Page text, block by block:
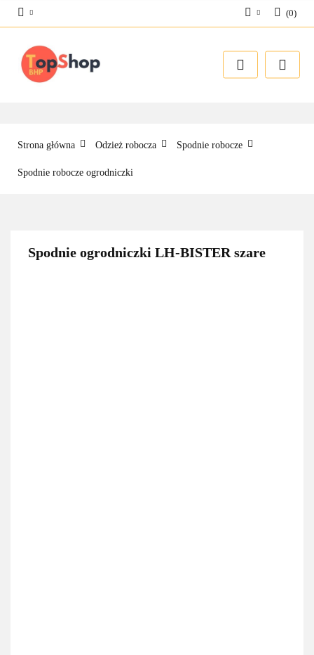
Zarejestruj się
(0)
Strona główna Odzież robocza Spodnie robocze
Spodnie robocze ogrodniczki
Spodnie ogrodniczki LH-BISTER szare